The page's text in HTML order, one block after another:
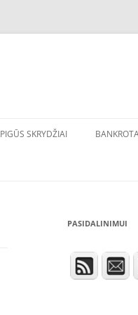
PIGŪS SKRYDŽIAI
PASIDALINIMUI